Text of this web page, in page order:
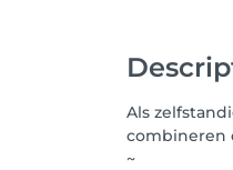
Als
combineren
~